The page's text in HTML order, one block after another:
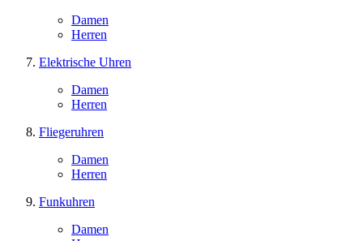
Damen
Herren
Elektrische Uhren
Damen
Herren
Fliegeruhren
Damen
Herren
Funkuhren
Damen